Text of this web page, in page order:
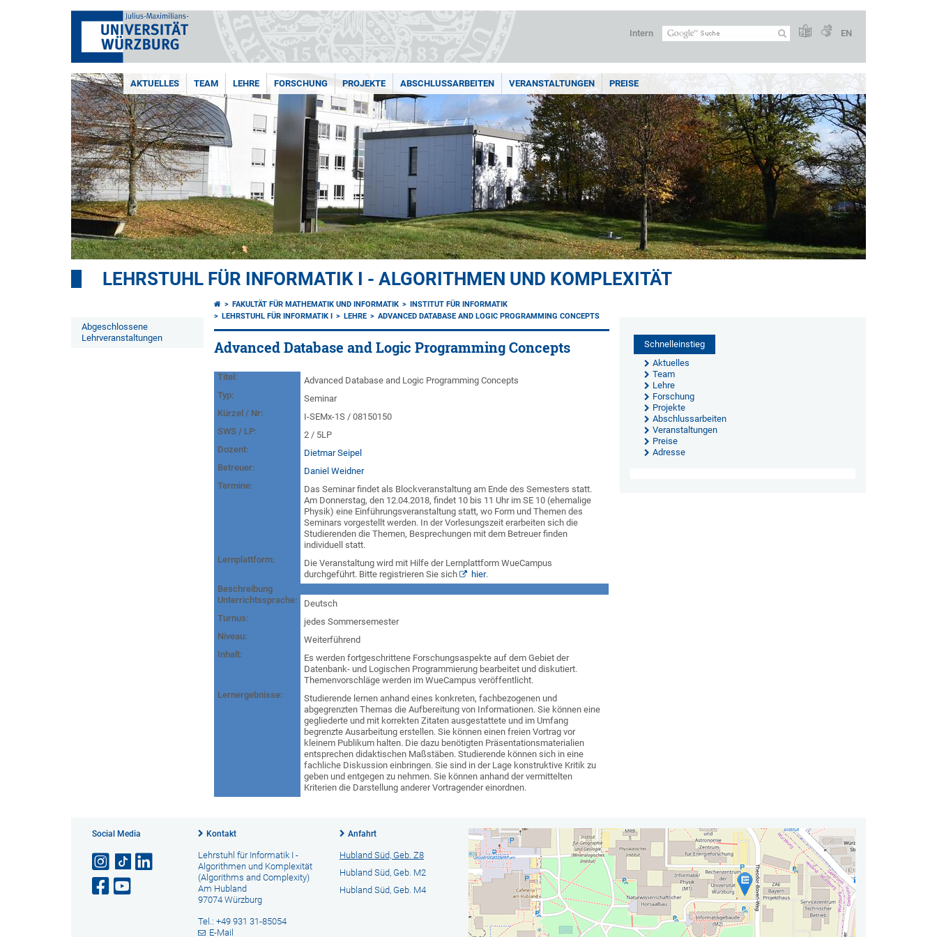
Intern EN
AKTUELLES TEAM LEHRE FORSCHUNG PROJEKTE ABSCHLUSSARBEITEN VERANSTALTUNGEN PREISE
LEHRSTUHL FÜR INFORMATIK I - ALGORITHMEN UND KOMPLEXITÄT
Abgeschlossene
Lehrveranstaltungen
FAKULTÄT FÜR MATHEMATIK UND INFORMATIK
INSTITUT FÜR INFORMATIK
LEHRSTUHL FÜR INFORMATIK I
LEHRE ADVANCED DATABASE AND LOGIC PROGRAMMING CONCEPTS
Advanced Database and Logic Programming Concepts
Titel:
Advanced Database and Logic Programming Concepts
Typ:
Seminar
Kürzel / Nr:
I-SEMx-1S / 08150150
SWS / LP:
2 / 5LP
Dozent:
Dietmar Seipel
Betreuer:
Daniel Weidner
Termine:
Das Seminar findet als Blockveranstaltung am Ende des Semesters statt.
Am Donnerstag, den 12.04.2018, findet 10 bis 11 Uhr im SE 10 (ehemalige
Physik) eine Einführungsveranstaltung statt, wo Form und Themen des
Seminars vorgestellt werden. In der Vorlesungszeit erarbeiten sich die
Studierenden die Themen, Besprechungen mit dem Betreuer finden
individuell statt.
Lernplattform:
Die Veranstaltung wird mit Hilfe der Lernplattform WueCampus
durchgeführt. Bitte registrieren Sie sich
hier.
Beschreibung
Unterrichtssprache:
Deutsch
Turnus:
jedes Sommersemester
Niveau:
Weiterführend
Inhalt:
Es werden fortgeschrittene Forschungsaspekte auf dem Gebiet der
Datenbank- und Logischen Programmierung bearbeitet und diskutiert.
Themenvorschläge werden im WueCampus veröffentlicht.
Lernergebnisse:
Studierende lernen anhand eines konkreten, fachbezogenen und
abgegrenzten Themas die Aufbereitung von Informationen. Sie können eine
gegliederte und mit korrekten Zitaten ausgestattete und im Umfang
begrenzte Ausarbeitung erstellen. Sie können einen freien Vortrag vor
kleinem Publikum halten. Die dazu benötigten Präsentationsmaterialien
entsprechen didaktischen Maßstäben. Studierende können sich in eine
fachliche Diskussion einbringen. Sie sind in der Lage konstruktive Kritik zu
geben und entgegen zu nehmen. Sie können anhand der vermittelten
Kriterien die Darstellung anderer Vortragender einordnen.
Schnelleinstieg
Aktuelles
Team
Lehre
Forschung
Projekte
Abschlussarbeiten
Veranstaltungen
Preise
Adresse
Social Media Kontakt
Lehrstuhl für Informatik I -
Algorithmen und Komplexität
(Algorithms and Complexity)
Am Hubland
97074 Würzburg
Tel.: +49 931 31-85054
E-Mail
Anfahrt
Hubland Süd, Geb. Z8
Hubland Süd, Geb. M2
Hubland Süd, Geb. M4